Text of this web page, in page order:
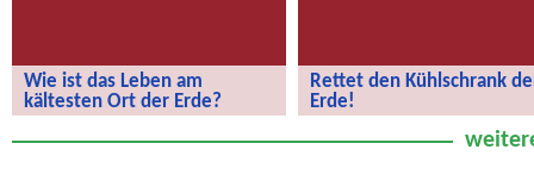
Wie ist das Leben am
kältesten Ort der Erde?
der Erde?
Rettet den Kühlschrank
Erde!